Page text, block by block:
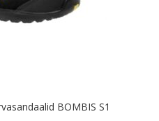
BOMBIS S1